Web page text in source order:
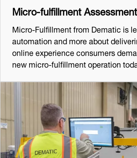
Micro-fulfillment Assessment
Micro-Fulfillment from Dematic is
automation and more about
online experience consumers
new micro-fulfillment operation